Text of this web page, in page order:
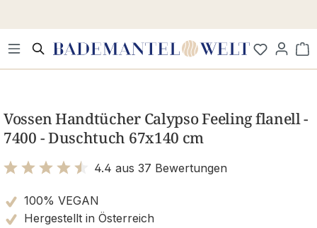
Vossen Handtücher Calypso Feeling flanell -
7400 - Duschtuch 67x140 cm
4.4 aus 37 Bewertungen
100% VEGAN
Hergestellt in Österreich